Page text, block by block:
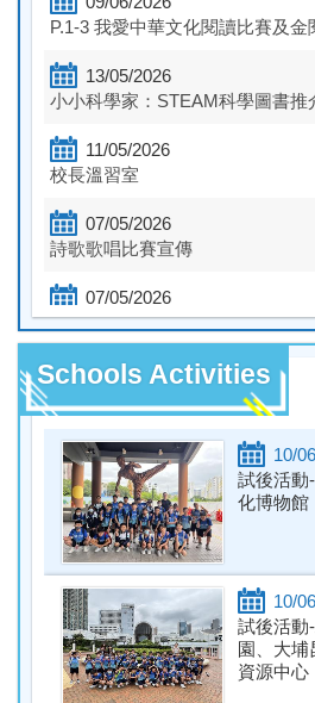
P.1-3 我愛中華文化閱讀比賽及金
13/05/2026
小小科學家：STEAM科學圖書推
11/05/2026
校長溫習室
07/05/2026
詩歌歌唱比賽宣傳
07/05/2026
感恩月宣傳
05/05/2026
29/04/2026
守法月
27/04/2026
生命果子計劃宣傳
21/04/2026
全民閱讀週及中華歷史圖書推介
15/04/2026
全民國家安全教育日
Schools Activities
10/
試後活動
化博物館
10/
試後活動
園、大埔
資源中心